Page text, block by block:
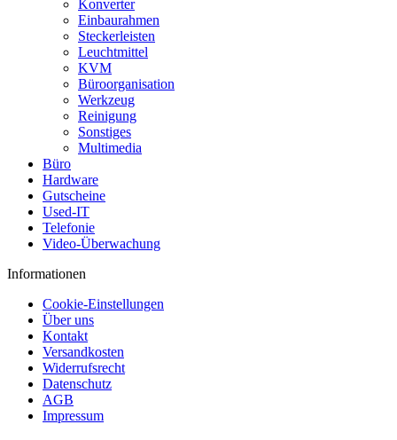
Konverter
Einbaurahmen
Steckerleisten
Leuchtmittel
KVM
Büroorganisation
Werkzeug
Reinigung
Sonstiges
Multimedia
Büro
Hardware
Gutscheine
Used-IT
Telefonie
Video-Überwachung
Informationen
Cookie-Einstellungen
Über uns
Kontakt
Versandkosten
Widerrufsrecht
Datenschutz
AGB
Impressum